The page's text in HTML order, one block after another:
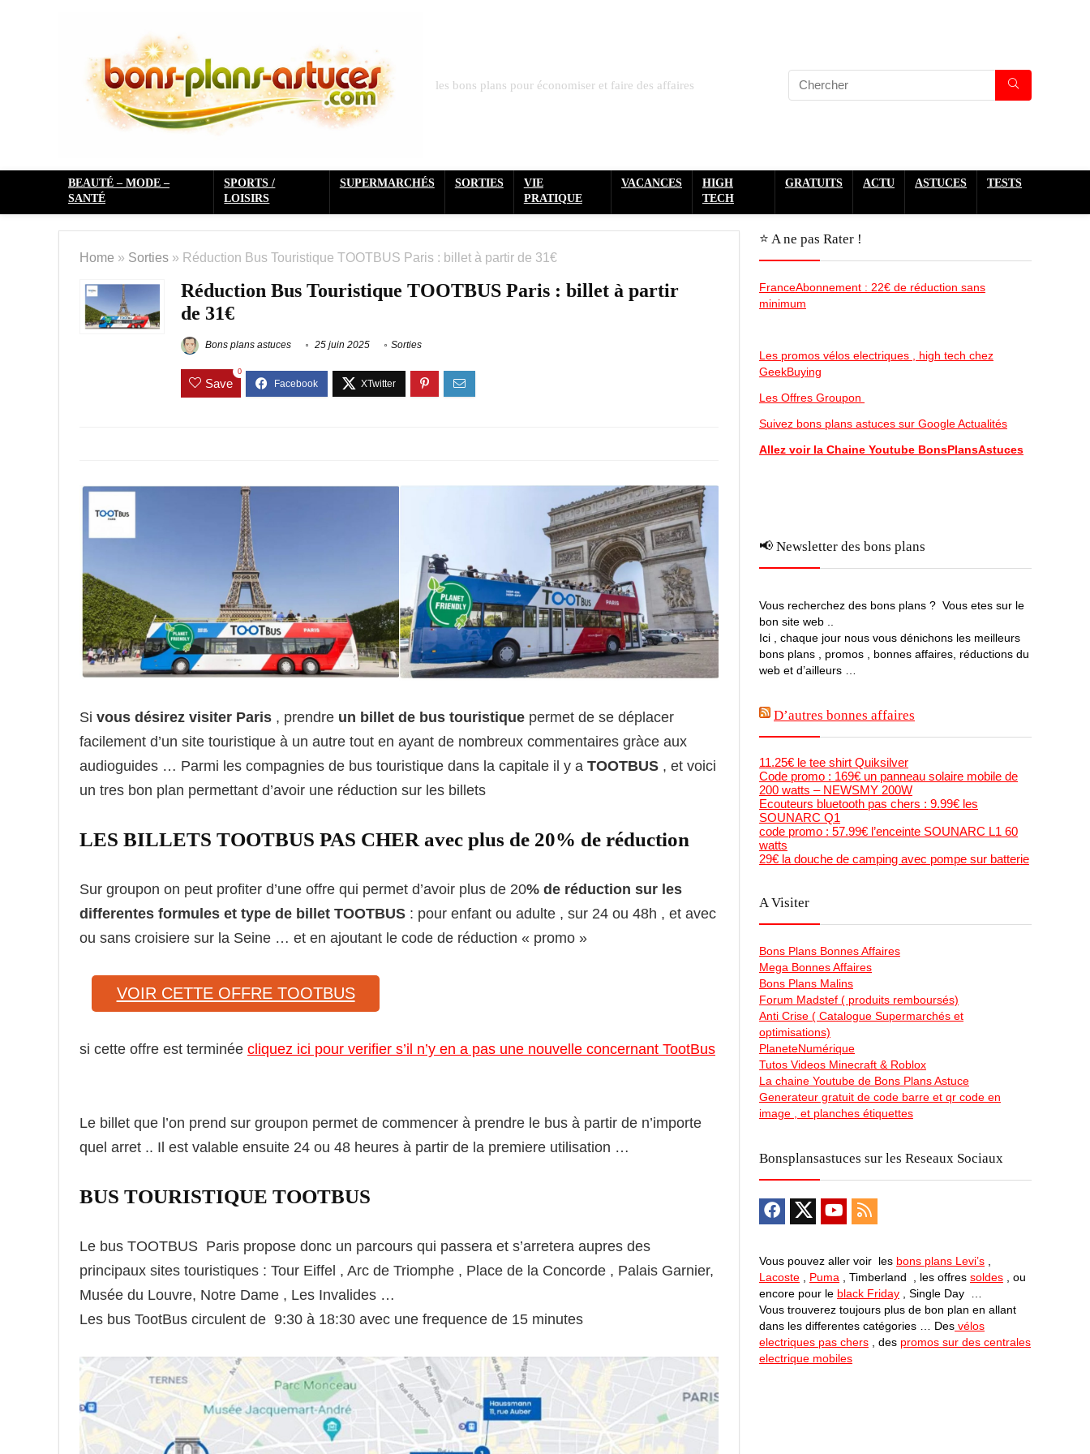
les bons plans pour économiser et faire des affaires
BEAUTÉ – MODE –
SANTÉ
SPORTS /
LOISIRS
SUPERMARCHÉS SORTIES
VIE
PRATIQUE
VACANCES
HIGH
TECH
GRATUITS ACTU ASTUCES TESTS
Home » Sorties » Réduction Bus Touristique TOOTBUS Paris : billet à partir de 31€
Réduction Bus Touristique TOOTBUS Paris : billet à partir
de 31€
Bons plans astuces 25 juin 2025 Sorties
Save
0
Si vous désirez visiter Paris , prendre un billet de bus touristique permet de se déplacer
facilement d’un site touristique à un autre tout en ayant de nombreux commentaires gràce aux
audioguides … Parmi les compagnies de bus touristique dans la capitale il y a TOOTBUS , et voici
un tres bon plan permettant d’avoir une réduction sur les billets
LES BILLETS TOOTBUS PAS CHER avec plus de 20% de réduction
Sur groupon on peut profiter d’une offre qui permet d’avoir plus de 20% de réduction sur les
differentes formules et type de billet TOOTBUS : pour enfant ou adulte , sur 24 ou 48h , et avec
ou sans croisiere sur la Seine … et en ajoutant le code de réduction « promo »
VOIR CETTE OFFRE TOOTBUS
si cette offre est terminée cliquez ici pour verifier s’il n’y en a pas une nouvelle concernant TootBus
Le billet que l’on prend sur groupon permet de commencer à prendre le bus à partir de n’importe
quel arret .. Il est valable ensuite 24 ou 48 heures à partir de la premiere utilisation …
BUS TOURISTIQUE TOOTBUS
Le bus TOOTBUS Paris propose donc un parcours qui passera et s’arretera aupres des
principaux sites touristiques : Tour Eiffel , Arc de Triomphe , Place de la Concorde , Palais Garnier,
Musée du Louvre, Notre Dame , Les Invalides …
Les bus TootBus circulent de 9:30 à 18:30 avec une frequence de 15 minutes
⭐️ A ne pas Rater !
FranceAbonnement : 22€ de réduction sans
minimum
Les promos vélos electriques , high tech chez
GeekBuying
Les Offres Groupon
Suivez bons plans astuces sur Google Actualités
Allez voir la Chaine Youtube BonsPlansAstuces
📢 Newsletter des bons plans
Vous recherchez des bons plans ? Vous etes sur le
bon site web ..
Ici , chaque jour nous vous dénichons les meilleurs
bons plans , promos , bonnes affaires, réductions du
web et d’ailleurs …
D’autres bonnes affaires
11.25€ le tee shirt Quiksilver
Code promo : 169€ un panneau solaire mobile de
200 watts – NEWSMY 200W
Ecouteurs bluetooth pas chers : 9.99€ les
SOUNARC Q1
code promo : 57.99€ l’enceinte SOUNARC L1 60
watts
29€ la douche de camping avec pompe sur batterie
A Visiter
Bons Plans Bonnes Affaires
Mega Bonnes Affaires
Bons Plans Malins
Forum Madstef ( produits remboursés)
Anti Crise ( Catalogue Supermarchés et
optimisations)
PlaneteNumérique
Tutos Videos Minecraft & Roblox
La chaine Youtube de Bons Plans Astuce
Generateur gratuit de code barre et qr code en
image , et planches étiquettes
Bonsplansastuces sur les Reseaux Sociaux
Vous pouvez aller voir les bons plans Levi’s
Lacoste
Puma , Timberland , les offres soldes , ou
encore pour le black Friday , Single Day …
Vous trouverez toujours plus de bon plan en allant
dans les differentes catégories … Des vélos
electriques pas chers , des promos sur des centrales
electrique mobiles